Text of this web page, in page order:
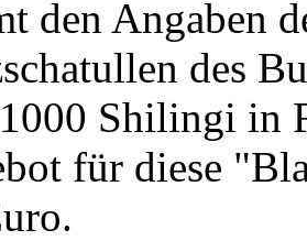
den Angaben
des
Shilingi in
für diese